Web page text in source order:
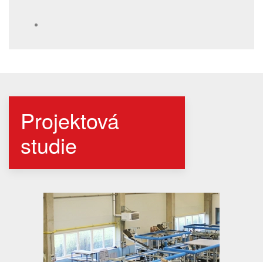
Projektová
studie